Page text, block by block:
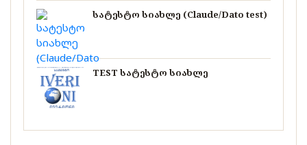
სატესტო სიახლე (Claude/Dato test)
TEST სატესტო სიახლე